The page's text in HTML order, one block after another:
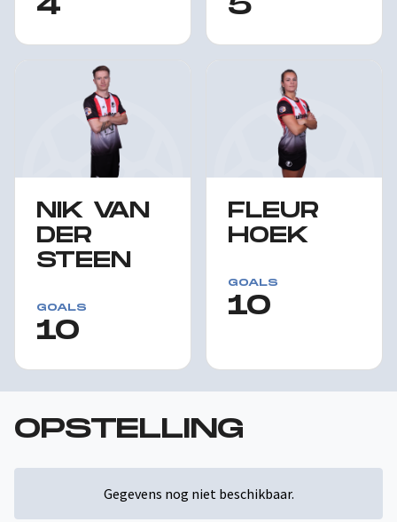
NIK VAN
DER
STEEN
GOALS
10
FLEUR
HOEK
GOALS
10
OPSTELLING
Gegevens nog niet beschikbaar.